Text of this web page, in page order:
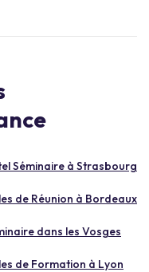
Séminaire à Strasbourg
de Réunion à Bordeaux
dans les Vosges
de Formation à Lyon